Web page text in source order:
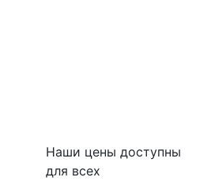
Наши цены доступны
для всех